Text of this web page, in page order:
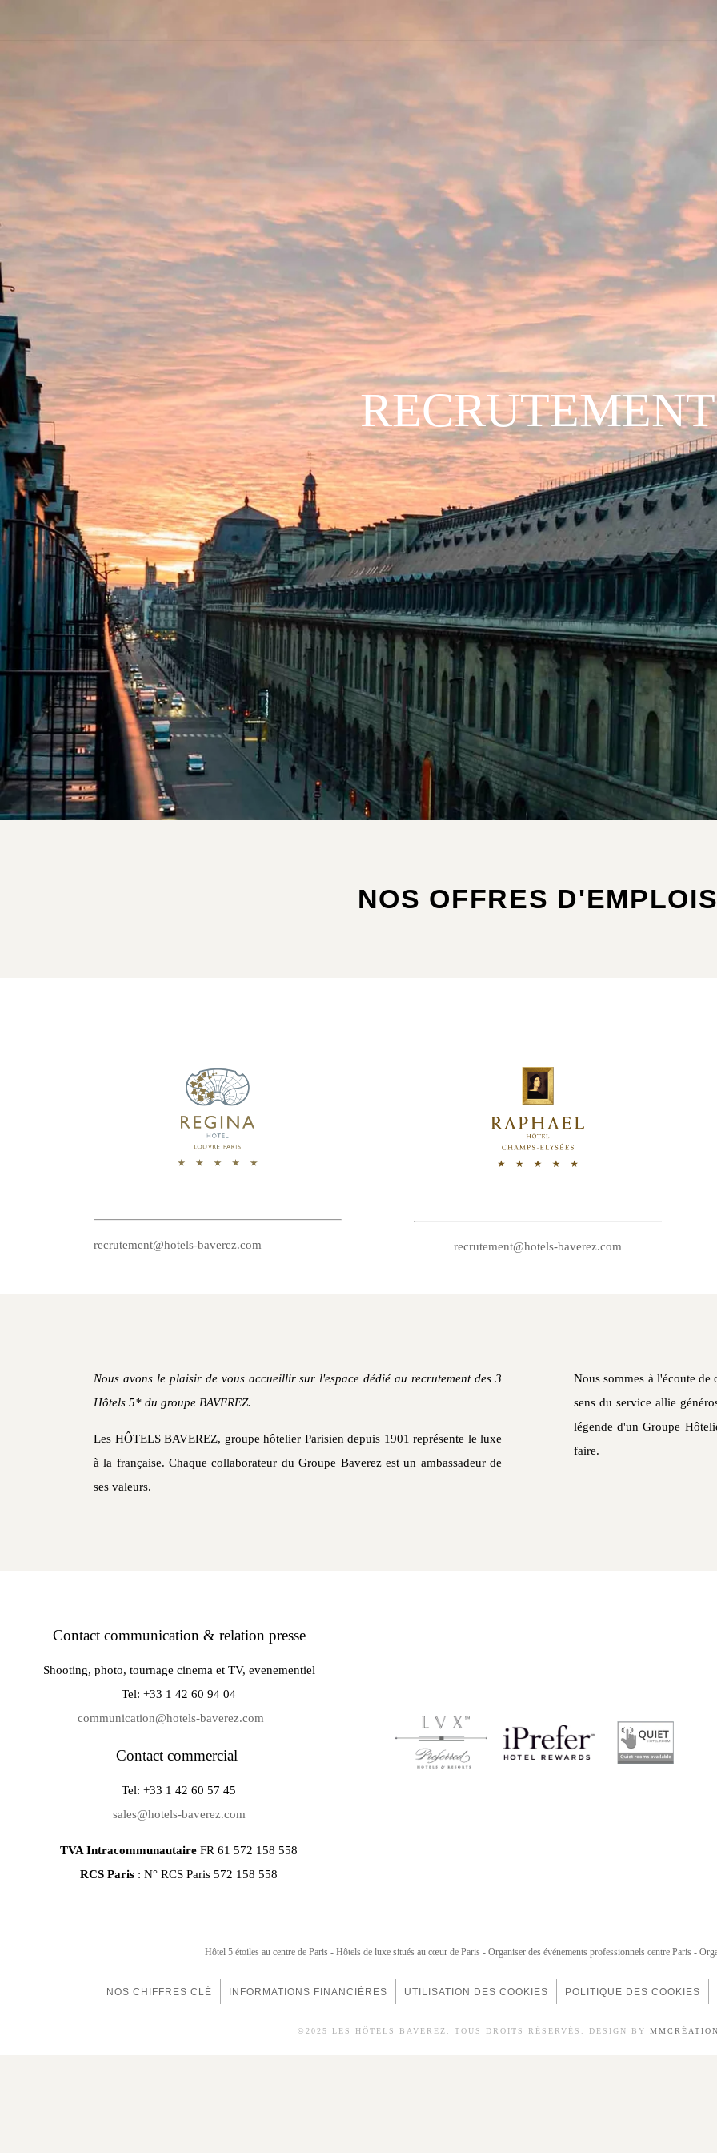
RECRUTEMENT
NOS OFFRES
recrutement@hotels-baverez.com recrutement@hotels-baverez.com
Nous avons le plaisir de vous accueillir sur l'espace dédié au recrutement des 3
Hôtels 5* du groupe BAVEREZ.
Les HÔTELS BAVEREZ, groupe hôtelier Parisien depuis 1901 représente le luxe
à la française. Chaque collaborateur du Groupe Baverez est un ambassadeur de
ses valeurs.
Nous sommes à l'écoute de
sens du service allie
légende d'un Groupe
faire.
Contact communication & relation presse
Shooting, photo, tournage cinema et TV, evenementiel
Tel: +33 1 42 60 94 04
communication@hotels-baverez.com
Contact commercial
Tel: +33 1 42 60 57 45
sales@hotels-baverez.com
TVA Intracommunautaire FR 61 572 158 558
RCS Paris : N° RCS Paris 572 158 558
Hôtel 5 étoiles au centre de Paris Hôtels de luxe situés au cœur de Paris Organiser des événements professionnels centre Paris
NOS CHIFFRES CLÉ INFORMATIONS FINANCIÈRES UTILISATION DES COOKIES POLITIQUE DES COOKIES
©2025 LES HÔTELS BAVEREZ. TOUS DROITS RÉSERVÉS. DESIGN BY